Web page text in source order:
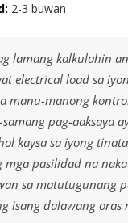
2-3 buwan
lamang kalkulahin
electrical load sa
manu-manong
pag-aaksaya
kaysa sa iyong
mga pasilidad na
sa matutugunang
isang dalawang oras